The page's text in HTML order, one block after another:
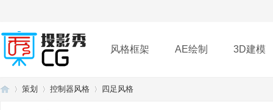
风格框架 AE绘制 3D建模
插件 帮助 下载
策划 控制器风格 四足风格